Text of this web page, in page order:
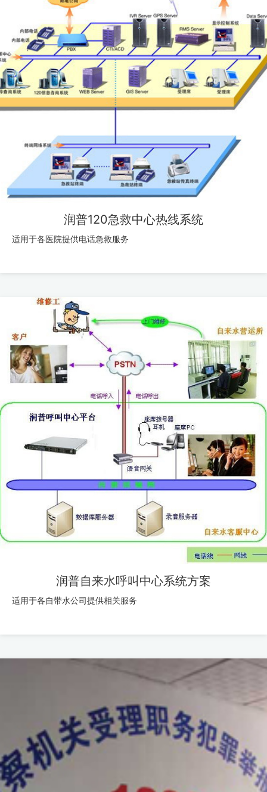
润普120急救中心热线系统
适用于各医院提供电话急救服务
润普自来水呼叫中心系统方案
适用于各自带水公司提供相关服务